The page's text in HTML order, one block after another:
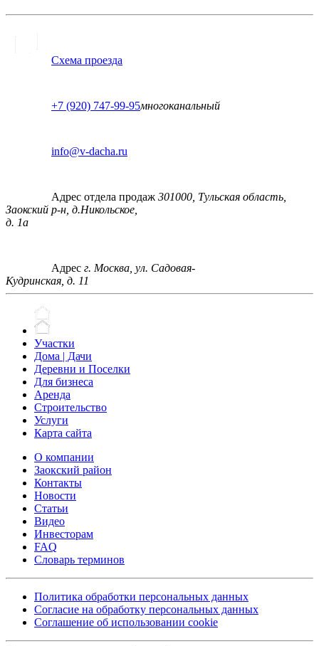
Схема проезда
+7 (920) 747-99-95многоканальный
info@v-dacha.ru
Адрес отдела продаж 301000, Тульская область,
Заокский р-н, д.Никольское,
д. 1а
Адрес г. Москва, ул. Садовая-
Кудринская, д. 11
Участки
Дома | Дачи
Деревни и Поселки
Для бизнеса
Аренда
Строительство
Услуги
Карта сайта
О компании
Заокский район
Контакты
Новости
Статьи
Видео
Инвесторам
FAQ
Словарь терминов
Политика обработки персональных данных
Согласие на обработку персональных данных
Соглашение об использовании cookie